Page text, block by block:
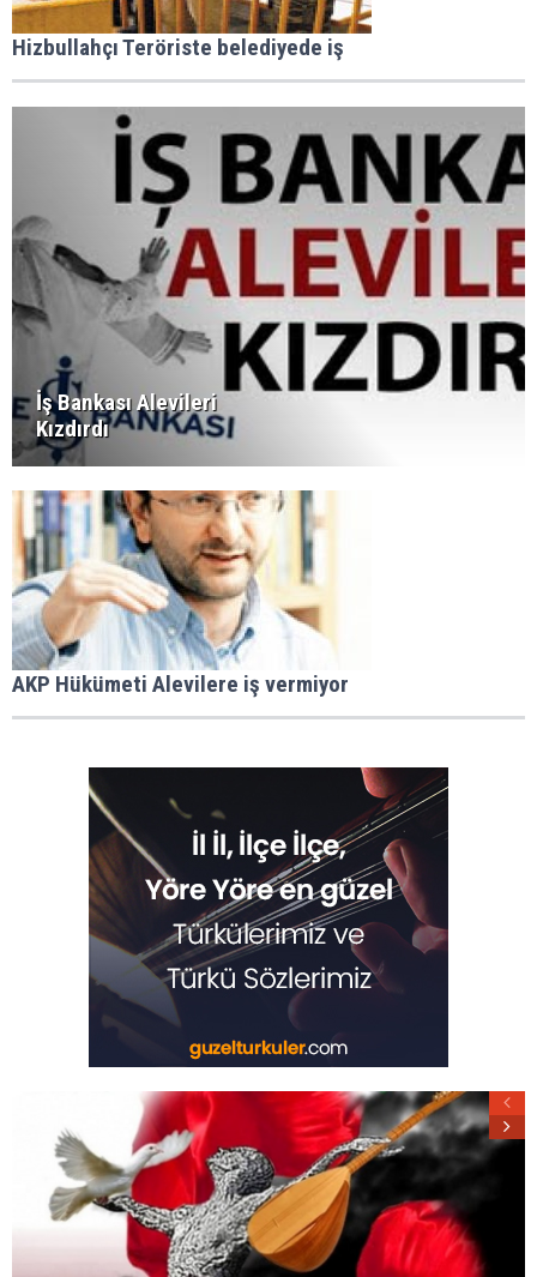
Hizbullahçı Teröriste belediyede iş
İş Bankası Alevileri
Kızdırdı
AKP Hükümeti Alevilere iş vermiyor